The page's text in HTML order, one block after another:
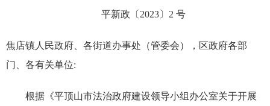
平新政〔2023〕2 号
焦店镇人民政府、各街道办事处（管委会），区政府各部
门、各有关单位:
根据《平顶山市法治政府建设领导小组办公室关于开展